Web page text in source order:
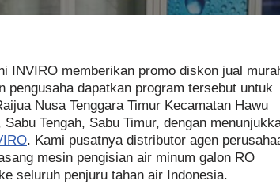
INVIRO memberikan promo diskon jual
pengusaha dapatkan program tersebut untuk
Nusa Tenggara Timur Kecamatan Hawu
Tengah, Sabu Timur, dengan
. Kami pusatnya distributor agen
mesin pengisian air minum galon RO
seluruh penjuru tahan air Indonesia.